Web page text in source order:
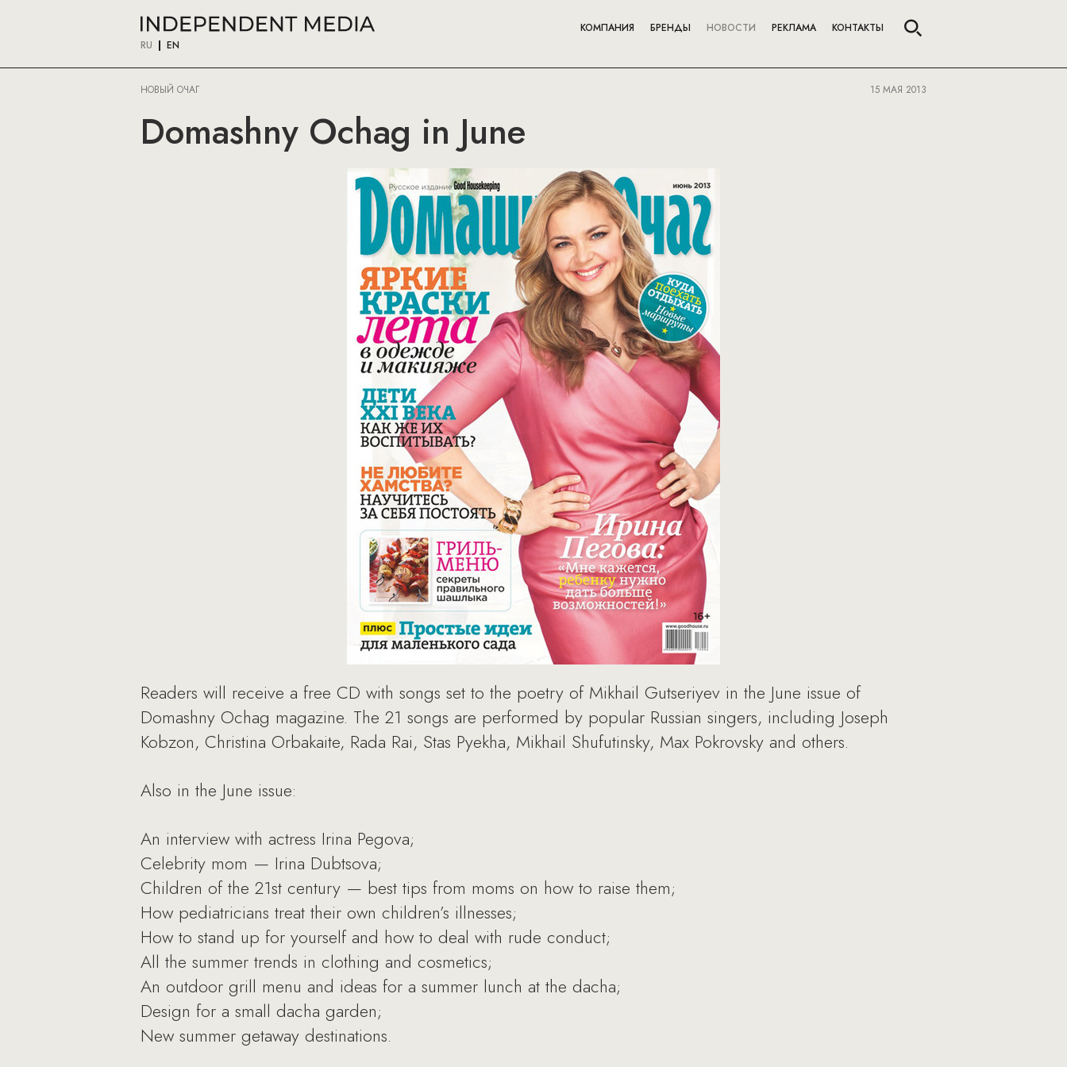
RU EN
КОМПАНИЯ БРЕНДЫ НОВОСТИ РЕКЛАМА КОНТАКТЫ
НОВЫЙ ОЧАГ 15 МАЯ 2013
Domashny Ochag in June
Readers will receive a free CD with songs set to the poetry of Mikhail Gutseriyev in the June issue of
Domashny Ochag magazine. The 21 songs are performed by popular Russian singers, including Joseph
Kobzon, Christina Orbakaite, Rada Rai, Stas Pyekha, Mikhail Shufutinsky, Max Pokrovsky and others.
Also in the June issue:
An interview with actress Irina Pegova;
Celebrity mom — Irina Dubtsova;
Children of the 21st century — best tips from moms on how to raise them;
How pediatricians treat their own children’s illnesses;
How to stand up for yourself and how to deal with rude conduct;
All the summer trends in clothing and cosmetics;
An outdoor grill menu and ideas for a summer lunch at the dacha;
Design for a small dacha garden;
New summer getaway destinations.